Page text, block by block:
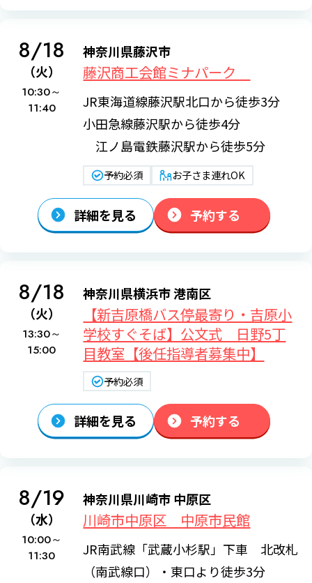
8/18
（火）
10:30～
11:40
神奈川県藤沢市
藤沢商工会館ミナパーク
JR東海道線藤沢駅北口から徒歩3分
小田急線藤沢駅から徒歩4分
江ノ島電鉄藤沢駅から徒歩5分
予約必須 お子さま連れOK
詳細を見る 予約する
8/18
（火）
13:30～
15:00
神奈川県横浜市 港南区
【新吉原橋バス停最寄り・吉原小
学校すぐそば】公文式 日野5丁
目教室【後任指導者募集中】
予約必須
詳細を見る 予約する
8/19
（水）
10:00～
11:30
神奈川県川崎市 中原区
川崎市中原区 中原市民館
JR南武線「武蔵小杉駅」下車 北改札
（南武線口）・東口より徒歩3分